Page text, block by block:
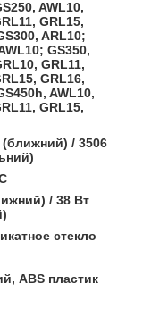
AWL10,
GRL15,
ARL10;
GS350,
GRL11,
GRL16,
AWL10,
GRL15,
(ближний) / 3506
/ 38 Вт
стекло
ABS пластик